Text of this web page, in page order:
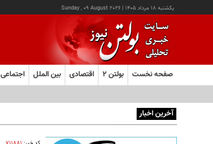
يکشنبه ۱۸ مرداد ۱۴۰۵ |
Sunday , 09 August 2026
صفحه نخست بولتن ۲ اقتصادی بین الملل اجتماعی
آخرین اخبار